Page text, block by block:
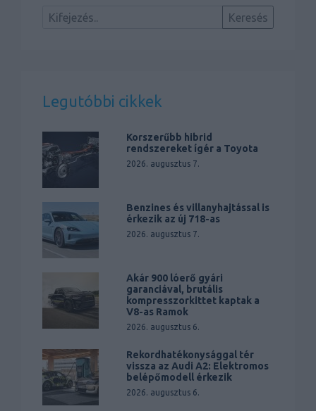
Legutóbbi cikkek
Korszerűbb hibrid
rendszereket ígér a Toyota
2026. augusztus 7.
Benzines és villanyhajtással is
érkezik az új 718-as
2026. augusztus 7.
Akár 900 lóerő gyári
garanciával, brutális
kompresszorkittet kaptak a
V8-as Ramok
2026. augusztus 6.
Rekordhatékonysággal tér
vissza az Audi A2: Elektromos
belépőmodell érkezik
2026. augusztus 6.